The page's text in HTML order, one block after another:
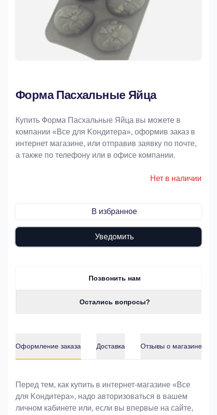
Форма Пасхальные Яйца
Купить Форма Пасхальные Яйца вы можете в
компании «Bce для Koндитeрa», оформив заказ в
интернет магазине, или отправив заявку по почте,
а также по телефону или в офисе компании.
Нет в наличии
В избранное
Уведомить
Позвонить нам
Остались вопросы?
Оформление заказа Доставка Отзывы о магазине
Оформление заказа
Перед тем, как купить в интернет-магазине «Bce
для Koндитeрa», надо авторизоваться в вашем
личном кабинете или, если вы впервые на сайте,